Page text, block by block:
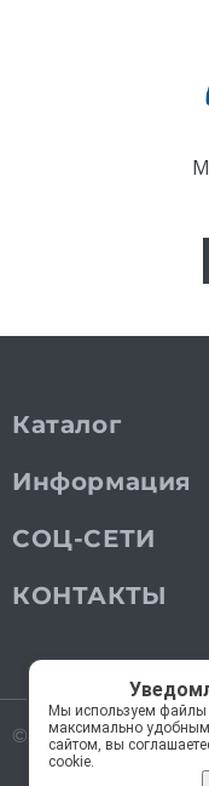
Каталог
Информация
СОЦ-СЕТИ
КОНТАКТЫ
© 2018—2026 Мос
Мы используем файлы
максимально
сайтом, вы
cookie.